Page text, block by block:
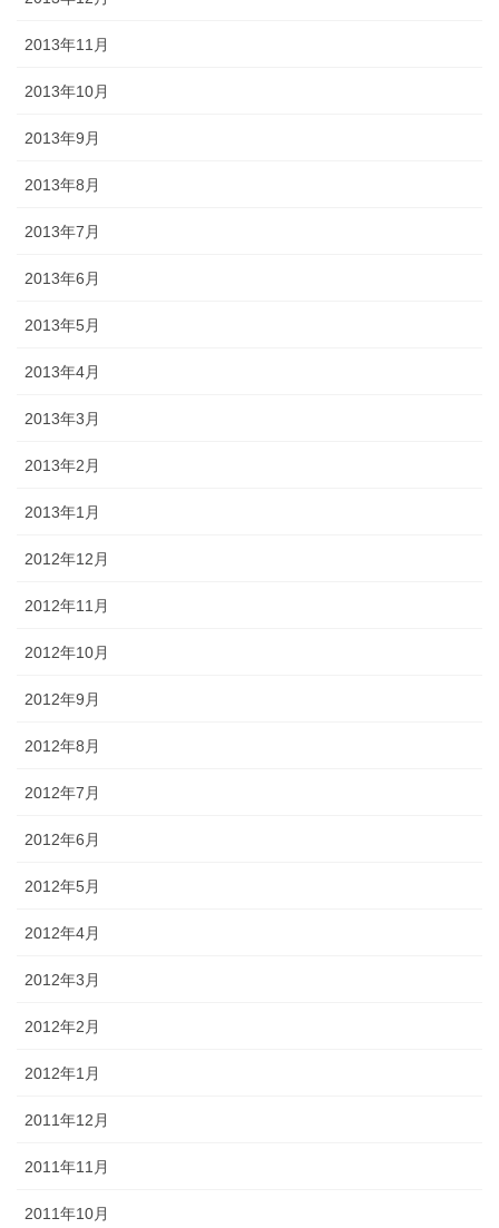
2013年11月
2013年10月
2013年9月
2013年8月
2013年7月
2013年6月
2013年5月
2013年4月
2013年3月
2013年2月
2013年1月
2012年12月
2012年11月
2012年10月
2012年9月
2012年8月
2012年7月
2012年6月
2012年5月
2012年4月
2012年3月
2012年2月
2012年1月
2011年12月
2011年11月
2011年10月